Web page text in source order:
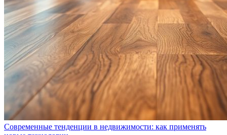
Современные тенденции в недвижимости: как применять